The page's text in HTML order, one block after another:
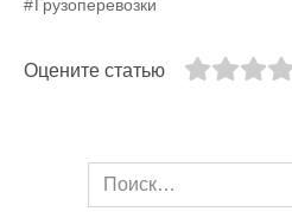
Грузоперевозки
Оцените статью
Search
for: